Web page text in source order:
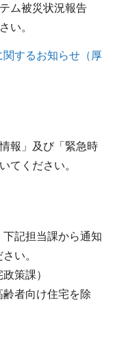
ム被災状況報告
い。
するお知らせ（厚
報」及び「緊急時
てください。
記担当課から通知
い。
策課）
者向け住宅を除